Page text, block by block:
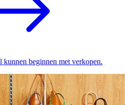
kunnen beginnen met verkopen.